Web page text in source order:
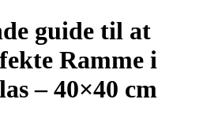
guide til at
Ramme i
– 40×40 cm